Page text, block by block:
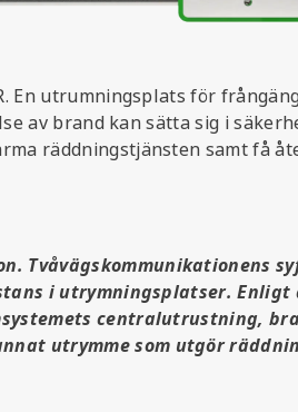
En utrumningsplats för
av brand kan sätta sig i
räddningstjänsten samt få
i utrymningsplatser. Enligt
centralutrustning,
utrymme som utgör